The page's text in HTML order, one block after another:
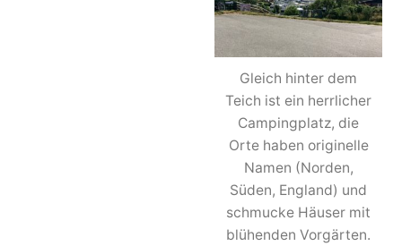
Gleich hinter dem
Teich ist ein herrlicher
Campingplatz, die
Orte haben originelle
Namen (Norden,
Süden, England) und
schmucke Häuser mit
blühenden Vorgärten.